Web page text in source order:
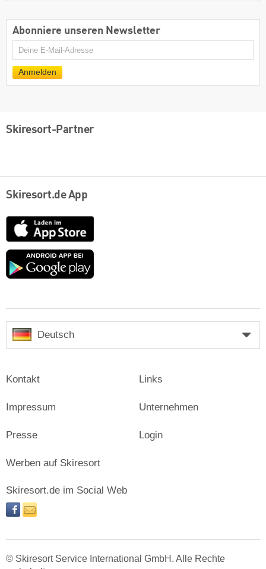
Abonniere unseren Newsletter
E-
Anmelden
Skiresort-Partner
Skiresort.de App
App
Store
Google
Deutsch
Kontakt
Impressum
Presse
Links
Unternehmen
Login
Werben auf Skiresort
Skiresort.de im Social Web
facebooknewsletter
© Skiresort Service International GmbH. Alle Rechte